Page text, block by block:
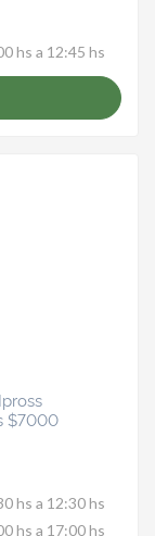
hs a 12:45 hs
$7000
hs a 12:30 hs
hs a 17:00 hs